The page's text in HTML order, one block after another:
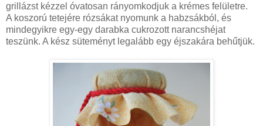
grillázst kézzel óvatosan rányomkodjuk a krémes felületre.
A koszorú tetejére rózsákat nyomunk a habzsákból, és
mindegyikre egy-egy darabka cukrozott narancshéjat
teszünk. A kész süteményt legalább egy éjszakára behűtjük.